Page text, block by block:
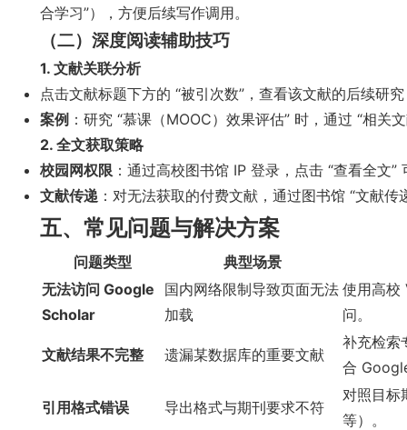
合学习”），方便后续写作调用。
（二）深度阅读辅助技巧
1. 文献关联分析
点击文献标题下方的 “被引次数”，查看该文献的后续研
案例 ：研究 “慕课（MOOC）效果评估” 时，通过 “相关
2. 全文获取策略
校园网权限 ：通过高校图书馆 IP 登录，点击 “查看全文
文献传递 ：对无法获取的付费文献，通过图书馆 “文献
五、常见问题与解决方案
问题类型
典型场景
无法访问 Google
Scholar
国内网络限制导致页面无法
加载
使用高校
问。
文献结果不完整 遗漏某数据库的重要文献
补充检索
合
引用格式错误 导出格式与期刊要求不符
对照目标
等）。